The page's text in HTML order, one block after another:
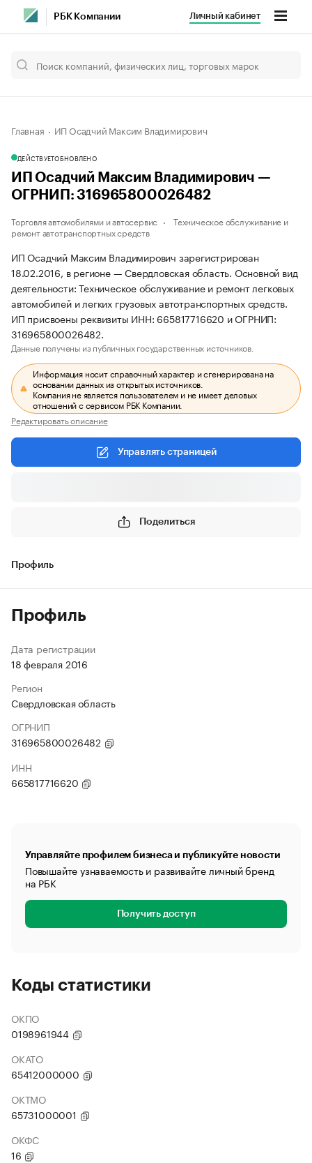
РБК Компании Личный кабинет
Главная ИП Осадчий Максим Владимирович
ДЕЙСТВУЕТОБНОВЛЕНО
ИП Осадчий Максим Владимирович —
ОГРНИП: 316965800026482
Торговля автомобилями и автосервис
Техническое обслуживание и
ремонт автотранспортных средств
ИП Осадчий Максим Владимирович зарегистрирован
18.02.2016, в регионе — Свердловская область. Основной вид
деятельности: Техническое обслуживание и ремонт легковых
автомобилей и легких грузовых автотранспортных средств.
ИП присвоены реквизиты ИНН: 665817716620 и ОГРНИП:
316965800026482.
Данные получены из публичных государственных источников.
Информация носит справочный характер и сгенерирована на
основании данных из открытых источников.
Компания не является пользователем и не имеет деловых
отношений с сервисом РБК Компании.
Редактировать описание
Управлять страницей
Поделиться
Профиль
Профиль
Дата регистрации
18 февраля 2016
Регион
Свердловская область
ОГРНИП
316965800026482
ИНН
665817716620
Управляйте профилем бизнеса и публикуйте новости
Повышайте узнаваемость и развивайте личный бренд
на РБК
Получить доступ
Коды статистики
ОКПО
0198961944
ОКАТО
65412000000
ОКТМО
65731000001
ОКФС
16